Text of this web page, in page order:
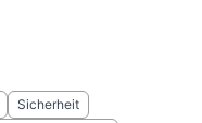
Sicherheit